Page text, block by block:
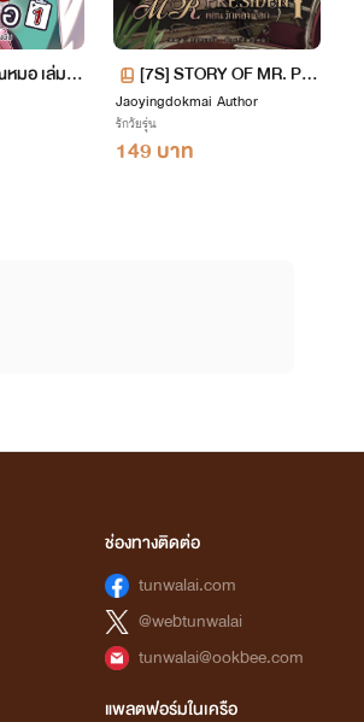
มอ เล่ม 1
[7S] STORY OF MR. PR
ESIDENT : ตอน รักต้องเลื
อก
Jaoyingdokmai Author
รักวัยรุ่น
149 บาท
ช่องทางติดต่อ
tunwalai.com
@webtunwalai
tunwalai@ookbee.com
แพลตฟอร์มในเครือ